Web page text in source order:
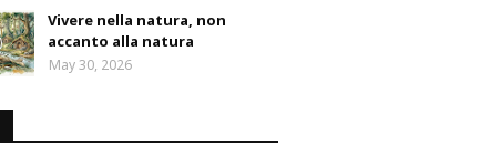
Vivere nella natura, non
accanto alla natura
May 30, 2026